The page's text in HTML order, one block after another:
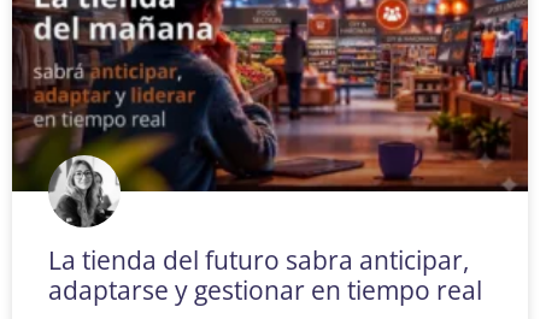
La tienda del futuro sabra anticipar,
adaptarse y gestionar en tiempo real